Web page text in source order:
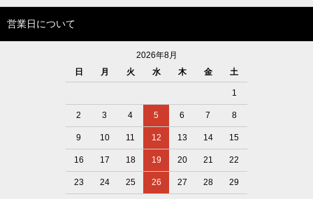
営業日について
2026年8月
日
月 火 水 木 金 土
1
2 3 4 5 6 7 8
9 10 11 12 13 14 15
16 17 18 19 20 21 22
23 24 25 26 27 28 29